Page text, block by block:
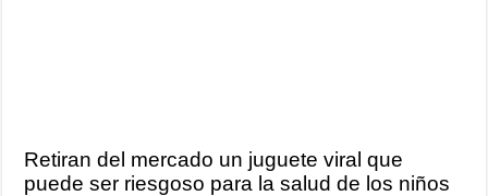
Retiran del mercado un juguete viral que
puede ser riesgoso para la salud de los niños